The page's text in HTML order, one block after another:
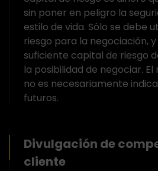
sin poner en peligro la
estilo de vida. Sólo se debe
riesgo para la negociación,
suficiente capital de riesgo
la posibilidad de negociar.
no es necesariamente
futuros.
Divulgación de
cliente